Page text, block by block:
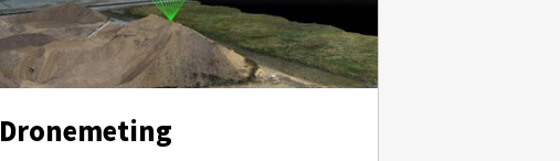
Dronemeting